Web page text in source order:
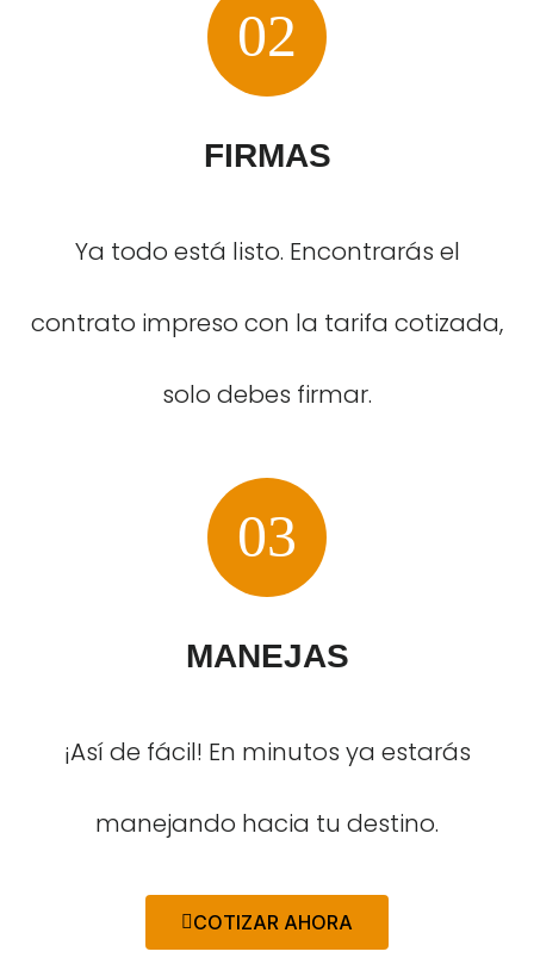
02
FIRMAS
Ya todo está listo. Encontrarás el
contrato impreso con la tarifa cotizada,
solo debes firmar.
03
MANEJAS
¡Así de fácil! En minutos ya estarás
manejando hacia tu destino.
COTIZAR AHORA